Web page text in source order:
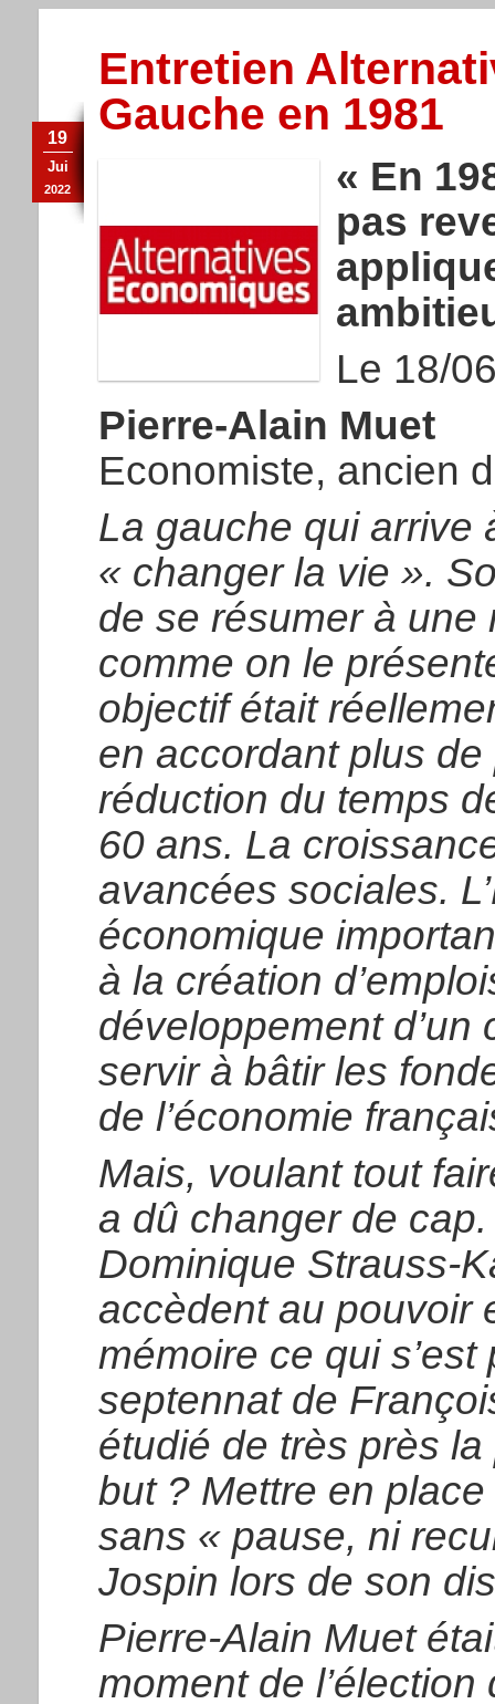
Entretien
Gauche en 1981
19
Jui
2022
« En
pas
Le 18/
Pierre-Alain Muet
Economiste, ancien
La gauche qui arrive
« changer la vie ».
de se résumer à une
comme on le
objectif était
en accordant plus
réduction du temps
60 ans. La
avancées sociales.
économique
à la création
développement d’un
servir à bâtir les
de l’économie
Mais, voulant tout
a dû changer de
Dominique Strauss-
accèdent au pouvoir
mémoire ce qui
septennat de
étudié de très près
but ? Mettre en
sans « pause, ni
Jospin lors de son
Pierre-Alain Muet
moment de